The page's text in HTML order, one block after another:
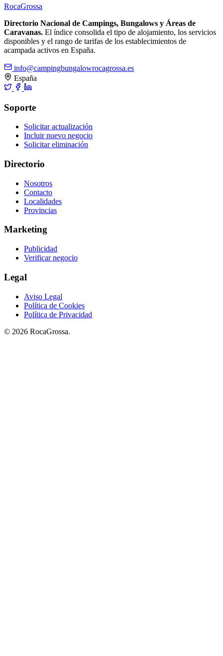
RocaGrossa
Directorio Nacional de Campings, Bungalows y Áreas de
Caravanas. El índice consolida el tipo de alojamiento, los servicios
disponibles y el rango de tarifas de los establecimientos de
acampada activos en España.
info@campingbungalowrocagrossa.es
España
Soporte
Solicitar actualización
Incluir nuevo negocio
Solicitar eliminación
Directorio
Nosotros
Contacto
Localidades
Provincias
Marketing
Publicidad
Verificar negocio
Legal
Aviso Legal
Política de Cookies
Política de Privacidad
© 2026 RocaGrossa.